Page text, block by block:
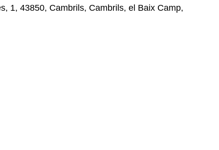
1, 43850, Cambrils, Cambrils, el Baix Camp,